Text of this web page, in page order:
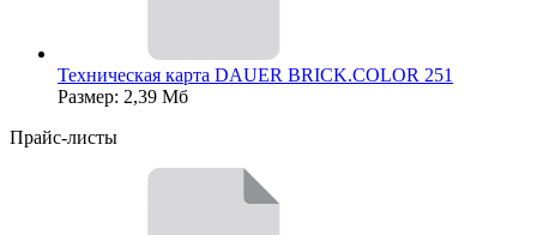
Техническая карта DAUER BRICK.COLOR 251
Размер: 2,39 Мб
Прайс-листы